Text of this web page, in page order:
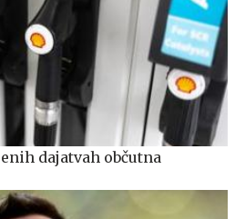
dajatvah občutna